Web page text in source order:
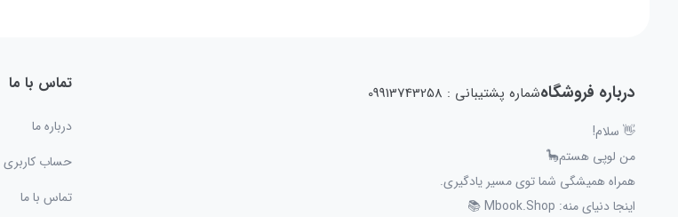
درباره فروشگاهشماره پشتیبانی : 09913743258
👋 سلام!
من لوپی هستم🦕
همراه همیشگی شما توی مسیر یادگیری.
اینجا دنیای منه: Mbook.Shop 📚
تماس با ما
درباره ما
حساب کاربری
تماس با ما